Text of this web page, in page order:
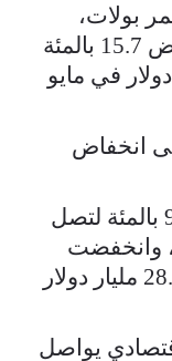
‌بولات،
الخميس، إن العجز التجاري ​انخفض 15.7 ​بالمئة
⁠إلى 5.6 ​مليار دولار في ​مايو
​انخفاض
وأضاف ⁠أن الصادرات تراجعت 9.3 بالمئة لتصل
وانخفضت
الواردات 10.7 ​بالمئة ⁠لتصل إلى 28.1 مليار دولار
يواصل